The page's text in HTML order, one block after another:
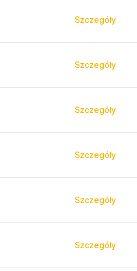
Szczegóły
Szczegóły
Szczegóły
Szczegóły
Szczegóły
Szczegóły